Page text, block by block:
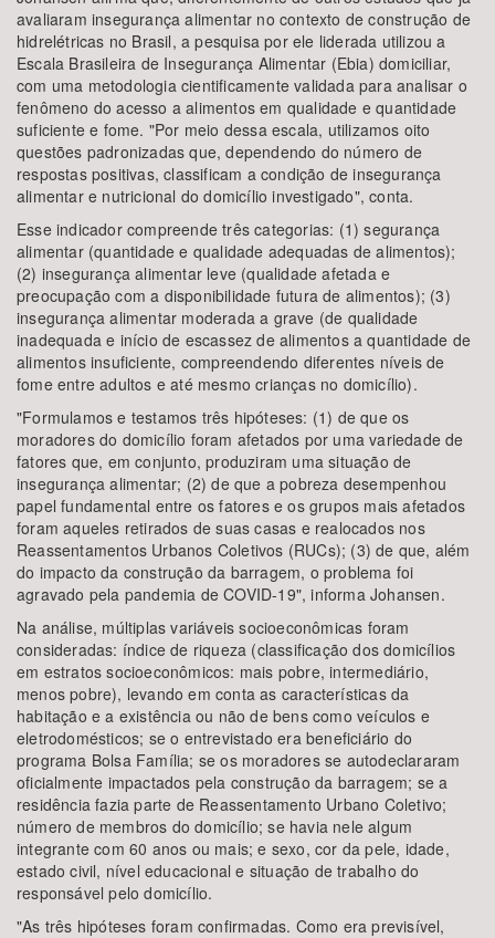
avaliaram insegurança alimentar no contexto de construção de
hidrelétricas no Brasil, a pesquisa por ele liderada utilizou a
Escala Brasileira de Insegurança Alimentar (Ebia) domiciliar,
com uma metodologia cientificamente validada para analisar o
fenômeno do acesso a alimentos em qualidade e quantidade
suficiente e fome. "Por meio dessa escala, utilizamos oito
questões padronizadas que, dependendo do número de
respostas positivas, classificam a condição de insegurança
alimentar e nutricional do domicílio investigado", conta.
Esse indicador compreende três categorias: (1) segurança
alimentar (quantidade e qualidade adequadas de alimentos);
(2) insegurança alimentar leve (qualidade afetada e
preocupação com a disponibilidade futura de alimentos); (3)
insegurança alimentar moderada a grave (de qualidade
inadequada e início de escassez de alimentos a quantidade de
alimentos insuficiente, compreendendo diferentes níveis de
fome entre adultos e até mesmo crianças no domicílio).
"Formulamos e testamos três hipóteses: (1) de que os
moradores do domicílio foram afetados por uma variedade de
fatores que, em conjunto, produziram uma situação de
insegurança alimentar; (2) de que a pobreza desempenhou
papel fundamental entre os fatores e os grupos mais afetados
foram aqueles retirados de suas casas e realocados nos
Reassentamentos Urbanos Coletivos (RUCs); (3) de que, além
do impacto da construção da barragem, o problema foi
agravado pela pandemia de COVID-19", informa Johansen.
Na análise, múltiplas variáveis socioeconômicas foram
consideradas: índice de riqueza (classificação dos domicílios
em estratos socioeconômicos: mais pobre, intermediário,
menos pobre), levando em conta as características da
habitação e a existência ou não de bens como veículos e
eletrodomésticos; se o entrevistado era beneficiário do
programa Bolsa Família; se os moradores se autodeclararam
oficialmente impactados pela construção da barragem; se a
residência fazia parte de Reassentamento Urbano Coletivo;
número de membros do domicílio; se havia nele algum
integrante com 60 anos ou mais; e sexo, cor da pele, idade,
estado civil, nível educacional e situação de trabalho do
responsável pelo domicílio.
"As três hipóteses foram confirmadas. Como era previsível,